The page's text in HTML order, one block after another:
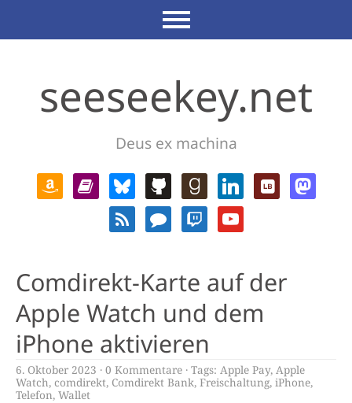
seeseekey.net
Deus ex machina
Comdirekt-Karte auf der
Apple Watch und dem
iPhone aktivieren
6. Oktober 2023 0 Kommentare Tags: Apple Pay, Apple
Watch, comdirekt, Comdirekt Bank, Freischaltung, iPhone,
Telefon, Wallet